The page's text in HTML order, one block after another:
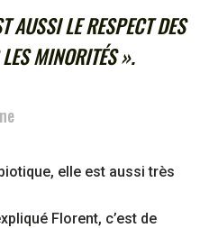
AUSSI LE RESPECT DES
MINORITÉS ».
elle est aussi très
Florent, c’est de